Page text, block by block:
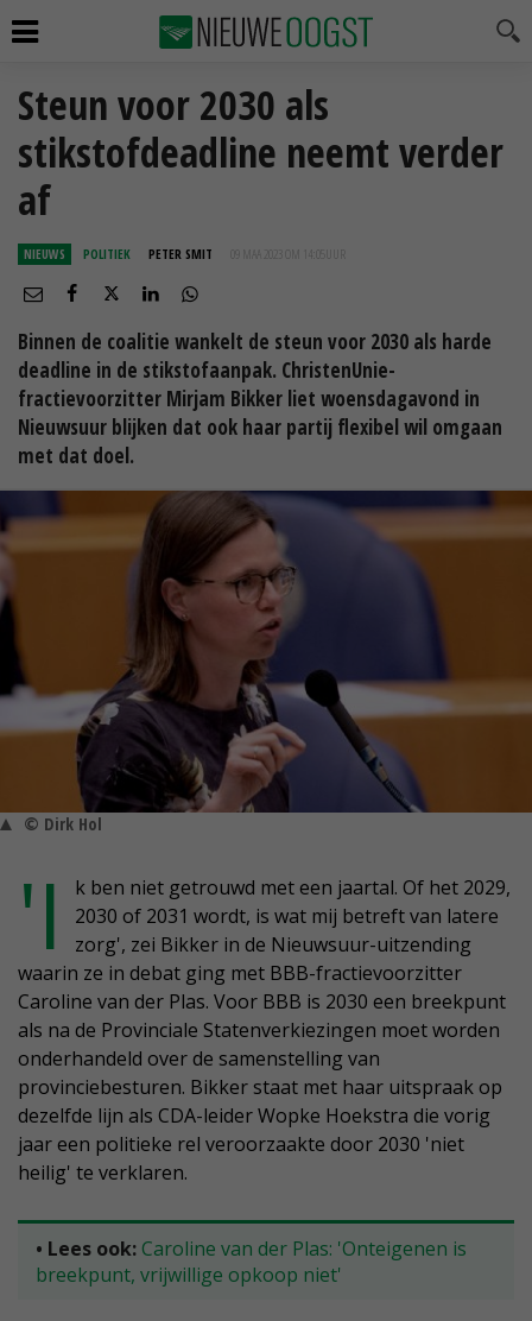
Steun voor 2030 als
stikstofdeadline neemt verder
af
NIEUWS POLITIEK PETER SMIT 09 MAA 2023 OM 14:05
Binnen de coalitie wankelt de steun voor 2030 als harde
deadline in de stikstofaanpak. ChristenUnie-
fractievoorzitter Mirjam Bikker liet woensdagavond in
Nieuwsuur blijken dat ook haar partij flexibel wil omgaan
met dat doel.
© Dirk Hol
'I
k ben niet getrouwd met een jaartal. Of het 2029,
2030 of 2031 wordt, is wat mij betreft van latere
zorg', zei Bikker in de Nieuwsuur-uitzending
waarin ze in debat ging met BBB-fractievoorzitter
Caroline van der Plas. Voor BBB is 2030 een breekpunt
als na de Provinciale Statenverkiezingen moet worden
onderhandeld over de samenstelling van
provinciebesturen. Bikker staat met haar uitspraak op
dezelfde lijn als CDA-leider Wopke Hoekstra die vorig
jaar een politieke rel veroorzaakte door 2030 'niet
heilig' te verklaren.
• Lees ook: Caroline van der Plas: 'Onteigenen is
breekpunt, vrijwillige opkoop niet'